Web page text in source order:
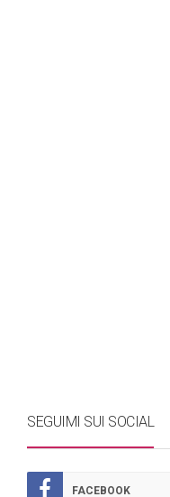
SEGUIMI SUI SOCIAL
FACEBOOK